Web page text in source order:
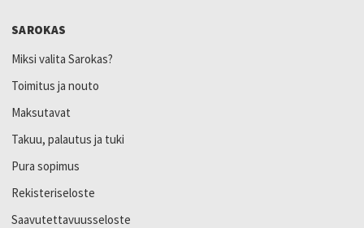
SAROKAS
Miksi valita Sarokas?
Toimitus ja nouto
Maksutavat
Takuu, palautus ja tuki
Pura sopimus
Rekisteriseloste
Saavutettavuusseloste